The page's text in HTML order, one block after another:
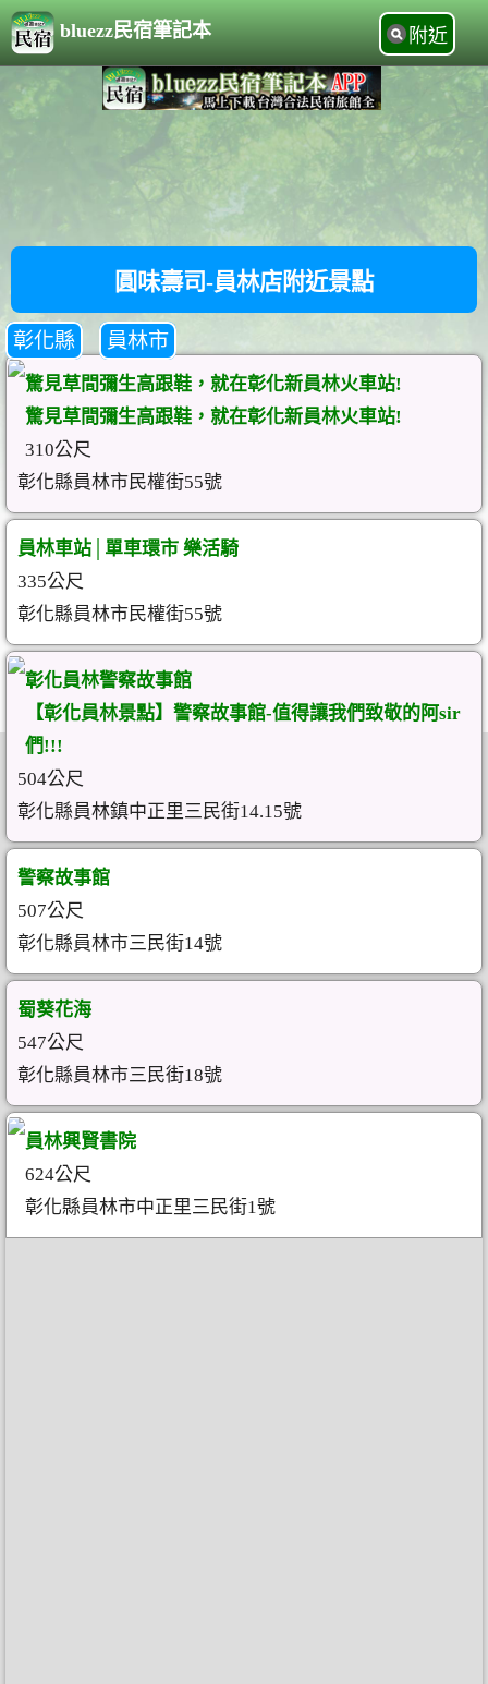
bluezz民宿筆記本 附近
圓味壽司-員林店附近景點
彰化縣 員林市
驚見草間彌生高跟鞋，就在彰化新員林火車站!
驚見草間彌生高跟鞋，就在彰化新員林火車站!
310公尺
彰化縣員林市民權街55號
員林車站│單車環市 樂活騎
335公尺
彰化縣員林市民權街55號
彰化員林警察故事館
【彰化員林景點】警察故事館-值得讓我們致敬的阿sir
們!!!
504公尺
彰化縣員林鎮中正里三民街14.15號
警察故事館
507公尺
彰化縣員林市三民街14號
蜀葵花海
547公尺
彰化縣員林市三民街18號
員林興賢書院
624公尺
彰化縣員林市中正里三民街1號